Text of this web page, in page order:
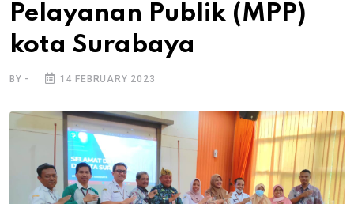
Pelayanan Publik (MPP)
kota Surabaya
BY - 14 FEBRUARY 2023